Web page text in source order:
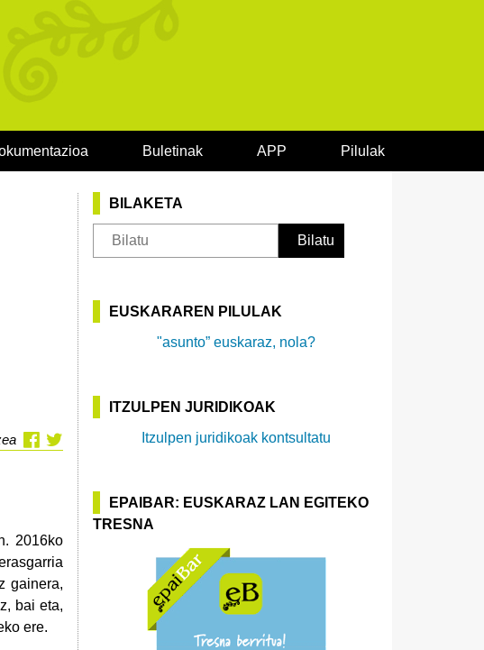
Buletinak APP Pilulak
2016ko
gainera,
bai eta,
ere.
BILAKETA
EUSKARAREN PILULAK
"asunto” euskaraz, nola?
ITZULPEN JURIDIKOAK
Itzulpen juridikoak kontsultatu
EPAIBAR: EUSKARAZ LAN EGITEKO
TRESNA